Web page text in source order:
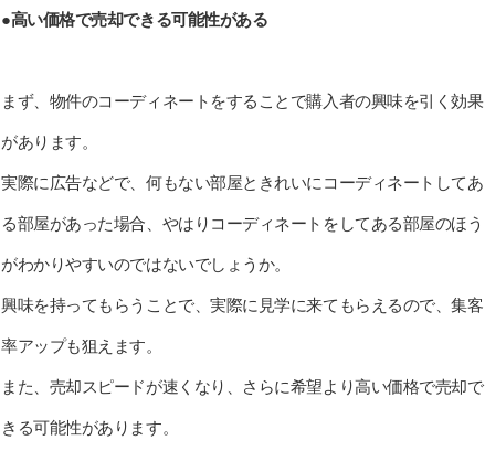
●高い価格で売却できる可能性がある
まず、物件のコーディネートをすることで購入者の興味を引く効果
があります。
実際に広告などで、何もない部屋ときれいにコーディネートしてあ
る部屋があった場合、やはりコーディネートをしてある部屋のほう
がわかりやすいのではないでしょうか。
興味を持ってもらうことで、実際に見学に来てもらえるので、集客
率アップも狙えます。
また、売却スピードが速くなり、さらに希望より高い価格で売却で
きる可能性があります。